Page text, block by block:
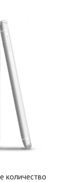
количество